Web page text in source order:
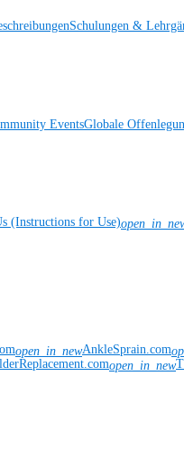
Schulungen &
EventsGlobale
(Instructions for Use)
open_in_newAnkleSprain.com
open_in_new